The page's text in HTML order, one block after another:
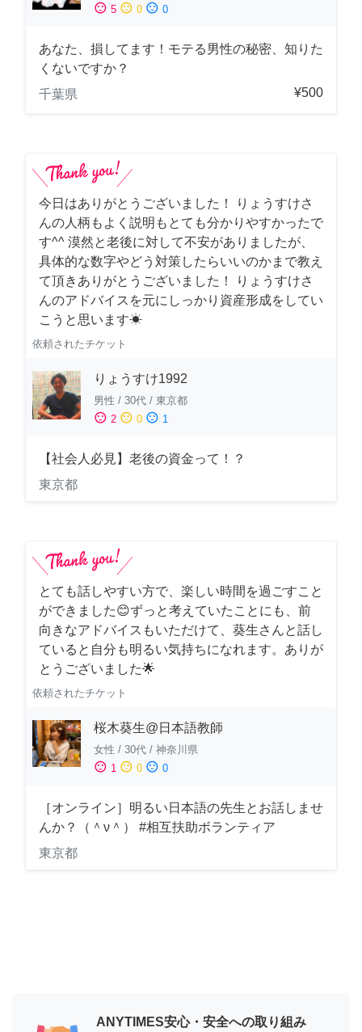
sentiment_satisfied 5 sentiment_neutral 0 sentiment_dissatisfied 0
あなた、損してます！モテる男性の秘密、知りた
くないですか？
千葉県
¥500
今日はありがとうございました！ りょうすけさ
んの人柄もよく説明もとても分かりやすかったで
す^^ 漠然と老後に対して不安がありましたが、
具体的な数字やどう対策したらいいのかまで教え
て頂きありがとうございました！ りょうすけさ
んのアドバイスを元にしっかり資産形成をしてい
こうと思います☀︎
依頼されたチケット
りょうすけ1992
男性 / 30代 / 東京都
sentiment_satisfied 2 sentiment_neutral 0 sentiment_dissatisfied 1
【社会人必見】老後の資金って！？
東京都
とても話しやすい方で、楽しい時間を過ごすこと
ができました😊ずっと考えていたことにも、前
向きなアドバイスもいただけて、葵生さんと話し
ていると自分も明るい気持ちになれます。ありが
とうございました🌟
依頼されたチケット
桜木葵生@日本語教師
女性 / 30代 / 神奈川県
sentiment_satisfied 1 sentiment_neutral 0 sentiment_dissatisfied 0
［オンライン］明るい日本語の先生とお話しませ
んか？（＾ν＾） #相互扶助ボランティア
東京都
ANYTIMES安心・安全への取り組み